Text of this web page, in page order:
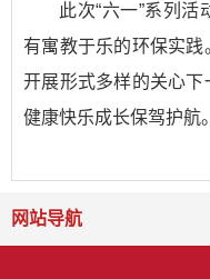
此次“六一”系列
有寓教于乐的环保实
开展形式多样的关心
健康快乐成长保驾护航。
网站导航